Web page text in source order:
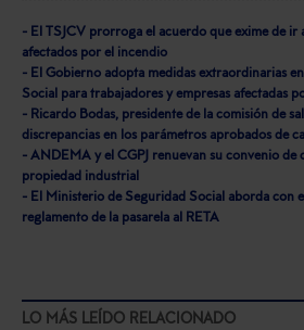
- El TSJCV prorroga el acuerdo que exime de ir
afectados por el incendio
- El Gobierno adopta medidas extraordinarias
Social para trabajadores y empresas afectadas
- Ricardo Bodas, presidente de la comisión de
discrepancias en los parámetros aprobados de
- ANDEMA y el CGPJ renuevan su convenio de
propiedad industrial
- El Ministerio de Seguridad Social aborda con
reglamento de la pasarela al RETA
LO MÁS LEÍDO RELACIONADO